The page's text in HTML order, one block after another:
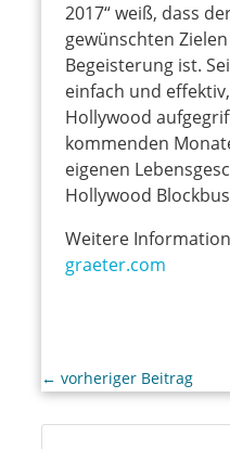
2017“ weiß, dass
gewünschten
Begeisterung ist.
einfach und
Hollywood
kommenden
eigenen
Hollywood
Weitere
graeter.com
← vorheriger Beitrag